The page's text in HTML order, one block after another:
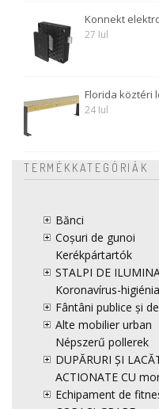
Konnekt
27 Iul
Florida köztéri
24 Iul
TERMÉKKATEGÓRIÁK
Bănci
Coșuri de gunoi
Kerékpártartók
STALPI DE
Koronavírus-
Fântâni publice și
Alte mobilier urban
Népszerű pollerek
DUPĂRURI ȘI
ACTIONATE CU
Echipament de